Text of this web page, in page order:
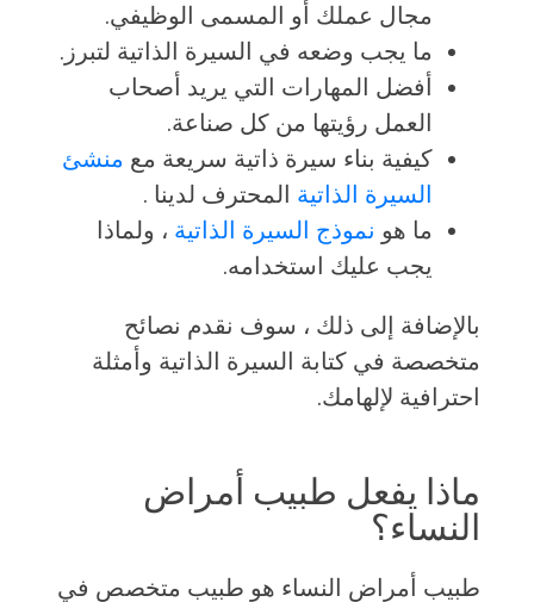
مجال عملك أو المسمى الوظيفي.
ما يجب وضعه في السيرة الذاتية لتبرز.
أفضل المهارات التي يريد أصحاب
العمل رؤيتها من كل صناعة.
كيفية بناء سيرة ذاتية سريعة مع منشئ
السيرة الذاتية المحترف لدينا .
ما هو نموذج السيرة الذاتية ، ولماذا
يجب عليك استخدامه.
بالإضافة إلى ذلك ، سوف نقدم نصائح
متخصصة في كتابة السيرة الذاتية وأمثلة
احترافية لإلهامك.
ماذا يفعل طبيب أمراض
النساء؟
طبيب أمراض النساء هو طبيب متخصص في